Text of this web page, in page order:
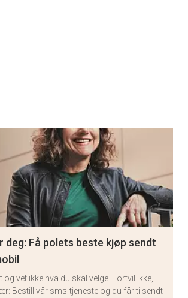
deg: Få polets beste kjøp sendt
og vet ikke hva du skal velge. Fortvil ikke,
Bestill vår sms-tjeneste og du får tilsendt